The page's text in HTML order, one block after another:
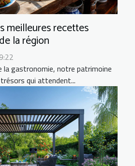
meilleures recettes
la région
la gastronomie, notre patrimoine
qui attendent...